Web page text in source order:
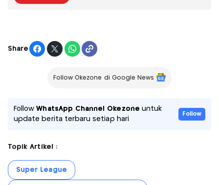
Share
Follow Okezone di Google News
FollowWhatsApp Channel Okezone untuk
update berita terbaru setiap hari
Follow
Topik Artikel :
Super League